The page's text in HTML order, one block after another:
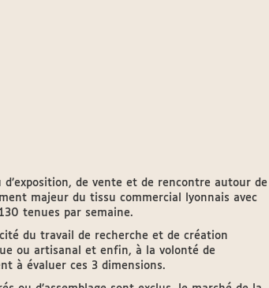
de vente et de rencontre autour de
majeur du tissu commercial lyonnais avec
tenues par semaine.
du travail de recherche et de création
ou artisanal et enfin, à la volonté de
à évaluer ces 3 dimensions.